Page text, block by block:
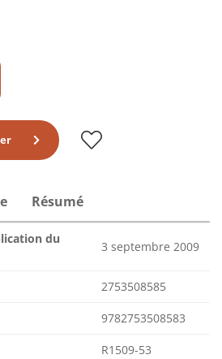
Résumé
du
3 septembre 2009
2753508585
9782753508583
R1509-53